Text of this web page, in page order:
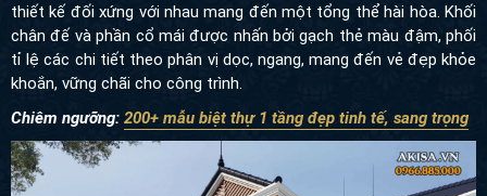
thiết kế đối xứng với nhau mang đến một tổng thể hài hòa. Khối
chân đế và phần cổ mái được nhấn bởi gạch thẻ màu đậm, phối
tỉ lệ các chi tiết theo phân vị dọc, ngang, mang đến vẻ đẹp khỏe
khoắn, vững chãi cho công trình.
Chiêm ngưỡng: 200+ mẫu biệt thự 1 tầng đẹp tinh tế, sang trọng